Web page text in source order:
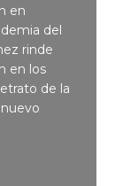
en
del
rinde
en los
de la